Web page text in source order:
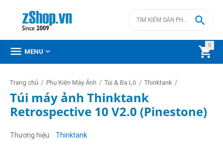
0


 MENU 
Trang chủ / Phụ Kiện Máy Ảnh / Túi & Ba Lô / Thinktank /
Túi máy ảnh Thinktank
Retrospective 10 V2.0 (Pinestone)
Thương hiệu Thinktank